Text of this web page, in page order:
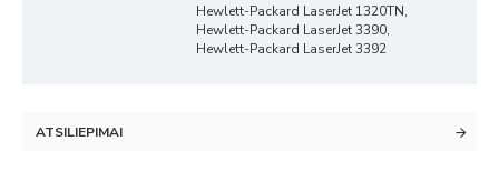
Hewlett-Packard LaserJet 1320TN,
Hewlett-Packard LaserJet 3390,
Hewlett-Packard LaserJet 3392
ATSILIEPIMAI